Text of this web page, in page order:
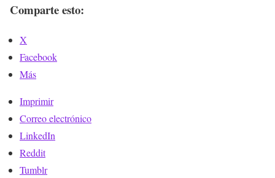
Comparte esto:
X
Facebook
Más
Imprimir
Correo electrónico
LinkedIn
Reddit
Tumblr